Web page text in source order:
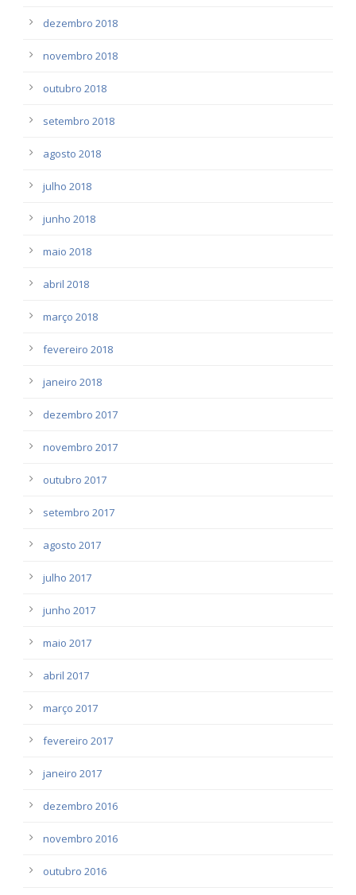
dezembro 2018
novembro 2018
outubro 2018
setembro 2018
agosto 2018
julho 2018
junho 2018
maio 2018
abril 2018
março 2018
fevereiro 2018
janeiro 2018
dezembro 2017
novembro 2017
outubro 2017
setembro 2017
agosto 2017
julho 2017
junho 2017
maio 2017
abril 2017
março 2017
fevereiro 2017
janeiro 2017
dezembro 2016
novembro 2016
outubro 2016